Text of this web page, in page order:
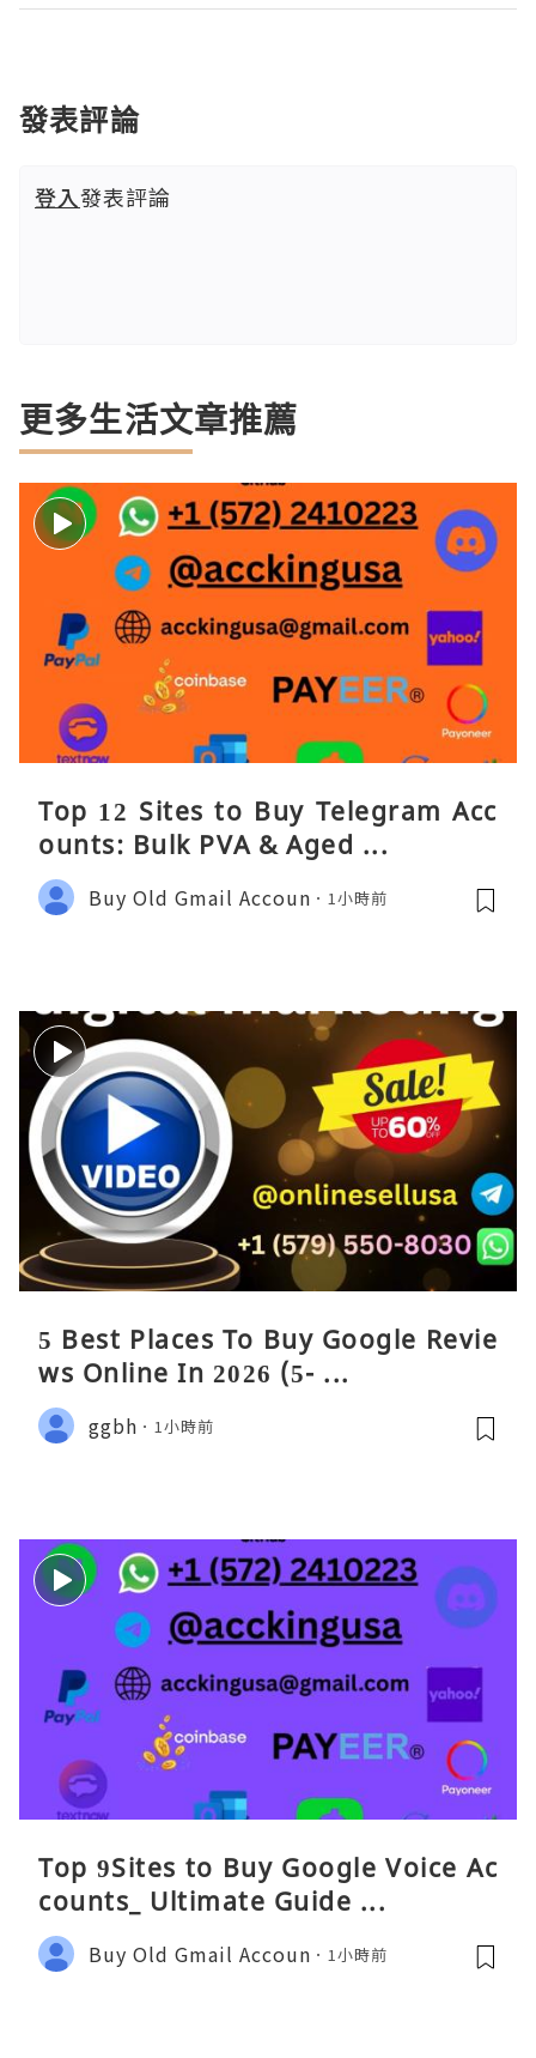
發表評論
登入發表評論
更多生活文章推薦
Top 12 Sites to Buy Telegram Acc
ounts: Bulk PVA & Aged ...
Buy Old Gmail Accoun 1小時前
5 Best Places To Buy Google Revie
ws Online In 2026 (5- ...
ggbh 1小時前
Top 9Sites to Buy Google Voice Ac
counts_ Ultimate Guide ...
Buy Old Gmail Accoun 1小時前